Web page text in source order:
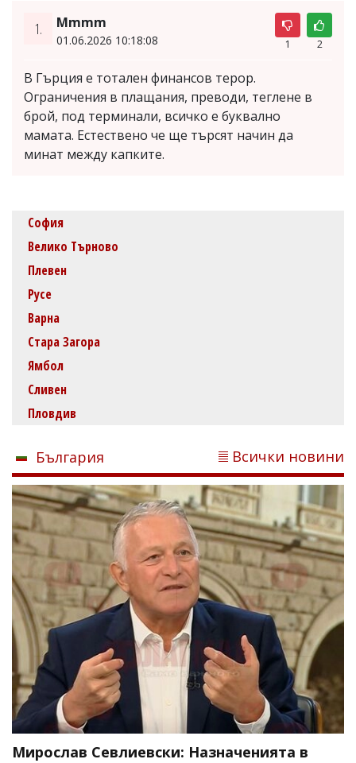
1. Mmmm
01.06.2026 10:18:08 1 2
В Гърция е тотален финансов терор.
Ограничения в плащания, преводи, теглене в
брой, под терминали, всичко е буквално
мамата. Естествено че ще търсят начин да
минат между капките.
София
Велико Търново
Плевен
Русе
Варна
Стара Загора
Ямбол
Сливен
Пловдив
България Всички новини
Мирослав Севлиевски: Назначенията в